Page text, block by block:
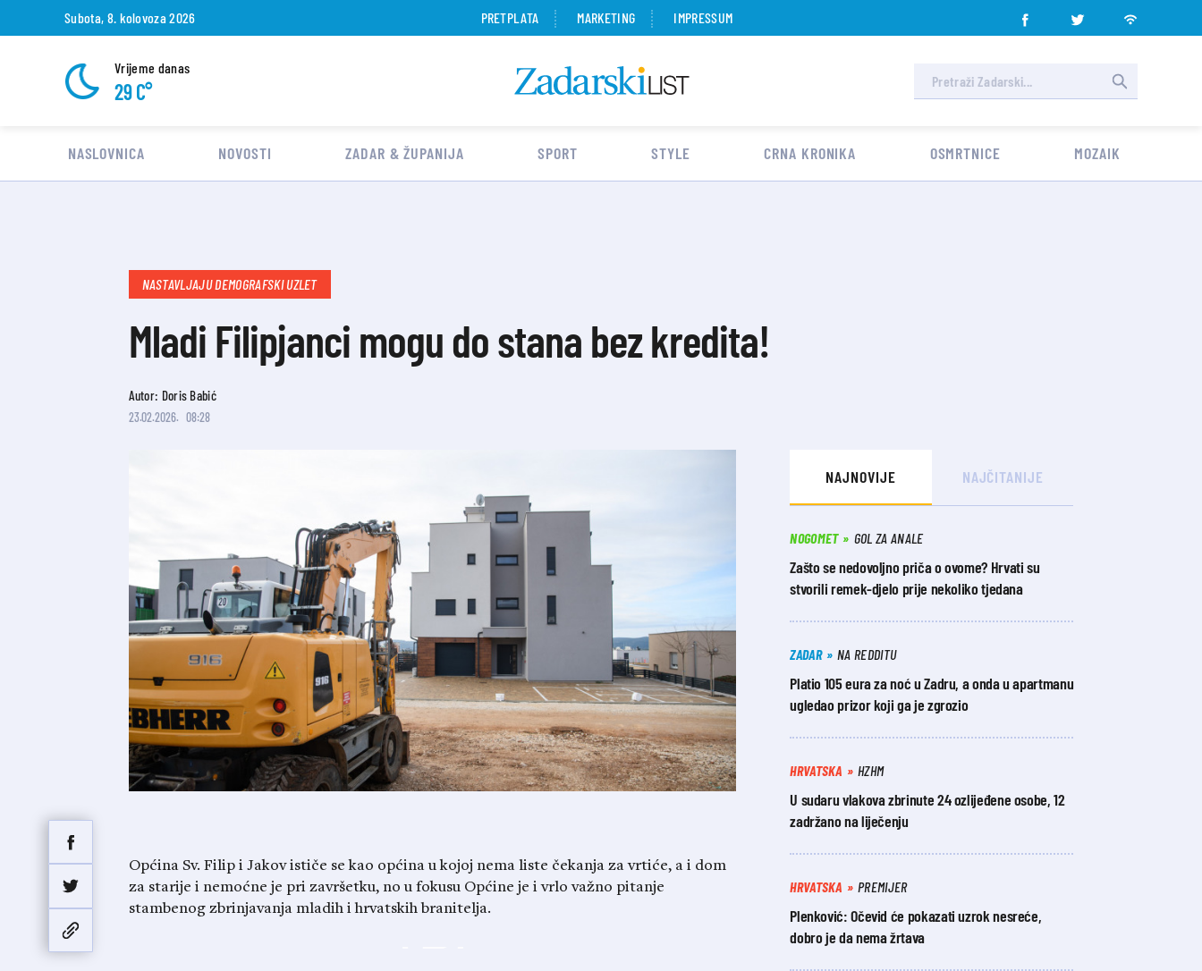
Subota, 8. kolovoza 2026 PRETPLATA MARKETING IMPRESSUM
Vrijeme danas
29 C°
NASLOVNICA NOVOSTI ZADAR & ŽUPANIJA SPORT STYLE CRNA KRONIKA OSMRTNICE MOZAIK
NASTAVLJAJU DEMOGRAFSKI UZLET
Mladi Filipjanci mogu do stana bez kredita!
Autor: Doris Babić
23.02.2026. 08:28
Općina Sv. Filip i Jakov ističe se kao općina u kojoj nema liste čekanja za vrtiće, a i dom
za starije i nemoćne je pri završetku, no u fokusu Općine je i vrlo važno pitanje
stambenog zbrinjavanja mladih i hrvatskih branitelja.
NAJNOVIJE NAJČITANIJE
NOGOMET GOL ZA ANALE
Zašto se nedovoljno priča o ovome? Hrvati su
stvorili remek-djelo prije nekoliko tjedana
ZADAR NA REDDITU
Platio 105 eura za noć u Zadru, a onda u apartmanu
ugledao prizor koji ga je zgrozio
HRVATSKA HZHM
U sudaru vlakova zbrinute 24 ozlijeđene osobe, 12
zadržano na liječenju
HRVATSKA PREMIJER
Plenković: Očevid će pokazati uzrok nesreće,
dobro je da nema žrtava